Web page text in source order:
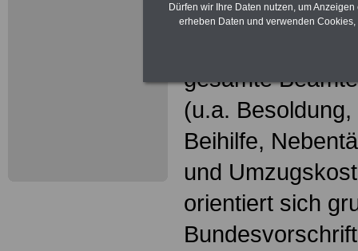
gesamte
(u.a.
Beihilfe,
und
orientiert sich
Dürfen wir Ihre Daten nutzen, um
erheben Daten und verwenden